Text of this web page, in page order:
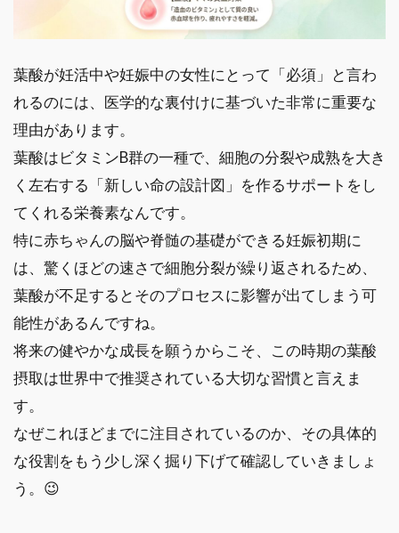
葉酸が妊活中や妊娠中の女性にとって「必須」と言わ
れるのには、医学的な裏付けに基づいた非常に重要な
理由があります。
葉酸はビタミンB群の一種で、細胞の分裂や成熟を大き
く左右する「新しい命の設計図」を作るサポートをし
てくれる栄養素なんです。
特に赤ちゃんの脳や脊髄の基礎ができる妊娠初期に
は、驚くほどの速さで細胞分裂が繰り返されるため、
葉酸が不足するとそのプロセスに影響が出てしまう可
能性があるんですね。
将来の健やかな成長を願うからこそ、この時期の葉酸
摂取は世界中で推奨されている大切な習慣と言えま
す。
なぜこれほどまでに注目されているのか、その具体的
な役割をもう少し深く掘り下げて確認していきましょ
う。😉